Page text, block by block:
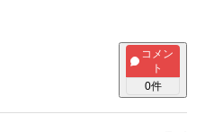
コメン
ト
0件